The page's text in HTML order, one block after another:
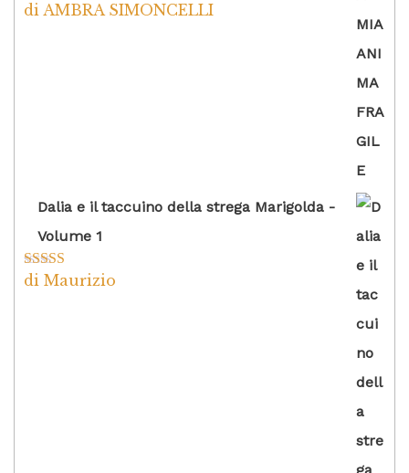
Valutato5su
di AMBRA SIMONCELLI
Dalia e il taccuino della strega Marigolda -
Volume 1
Valutato4
di Maurizio